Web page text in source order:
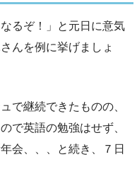
るぞ！」と元日に意気
んを例に挙げましょ
で継続できたものの、
で英語の勉強はせず、
会、、、と続き、７日